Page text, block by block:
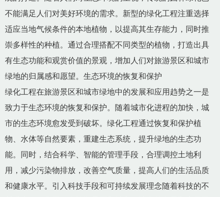
不能满足人们对美好环境的需求。新型的绿化工程注重选择
适应当地气候条件的本地植物，以提高其生存能力，同时推
崇多样性的种植。通过合理搭配不同类型的植物，打造出具
有生态功能和观赏价值的景观，增加人们对旅游景区和城市
绿地的归属感和愿望。生态环境的恢复和保护
绿化工程在旅游景区和城市绿地中的发展和应用趋势之一是
致力于生态环境的恢复和保护。随着城市化进程的加快，城
市的生态环境愈发受到破坏。绿化工程通过恢复和保护植
物、水体等自然要素，重建生态系统，提升绿地的生态功
能。同时，结合科学、智能的管理手段，合理调控土地利
用，减少污染物排放，改善空气质量，提高人们的生活品质
和健康水平。引入科技手段和可持续发展理念随着科技的不